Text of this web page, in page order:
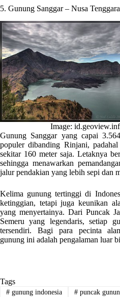
5. Gunung Sanggar – Nusa
Image:
Gunung Sanggar yang capai
populer dibanding Rinjani,
sekitar 160 meter saja. Letaknya
sehingga menawarkan
jalur pendakian yang lebih sepi dan
Kelima gunung tertinggi di
ketinggian, tetapi juga keunikan
yang menyertainya. Dari Puncak
Semeru yang legendaris, setiap
tersendiri. Bagi para pecinta
gunung ini adalah pengalaman luar
Tags
#gunung indonesia #puncak